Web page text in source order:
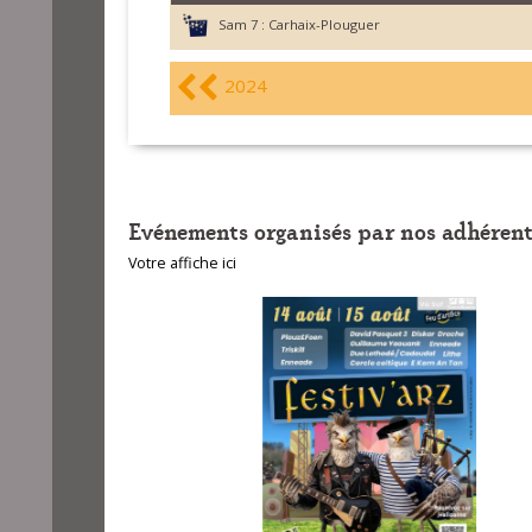
Sam 7 : Carhaix-Plouguer
2024
Evénements organisés par nos
Votre affiche ici